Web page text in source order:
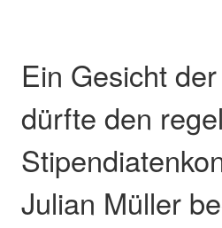
Ein Gesicht
dürfte den
Julian Müller